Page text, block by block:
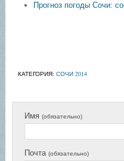
Прогноз погоды Сочи:
КАТЕГОРИЯ: СОЧИ 2014
Имя (обязательно)
Почта (обязательно)